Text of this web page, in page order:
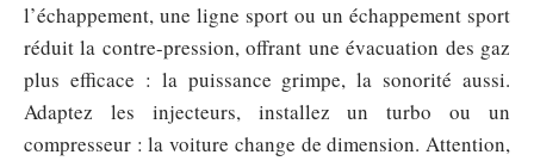
l’échappement, une ligne sport ou un échappement sport
réduit la contre-pression, offrant une évacuation des gaz
plus efficace : la puissance grimpe, la sonorité aussi.
Adaptez les injecteurs, installez un turbo ou un
compresseur : la voiture change de dimension. Attention,